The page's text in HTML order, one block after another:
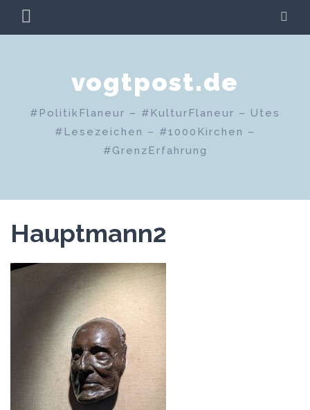
Zum
Inhalt MENÜ
vogtpost.de
#PolitikFlaneur – #KulturFlaneur – Utes
#Lesezeichen – #1000Kirchen –
#GrenzErfahrung
Hauptmann2